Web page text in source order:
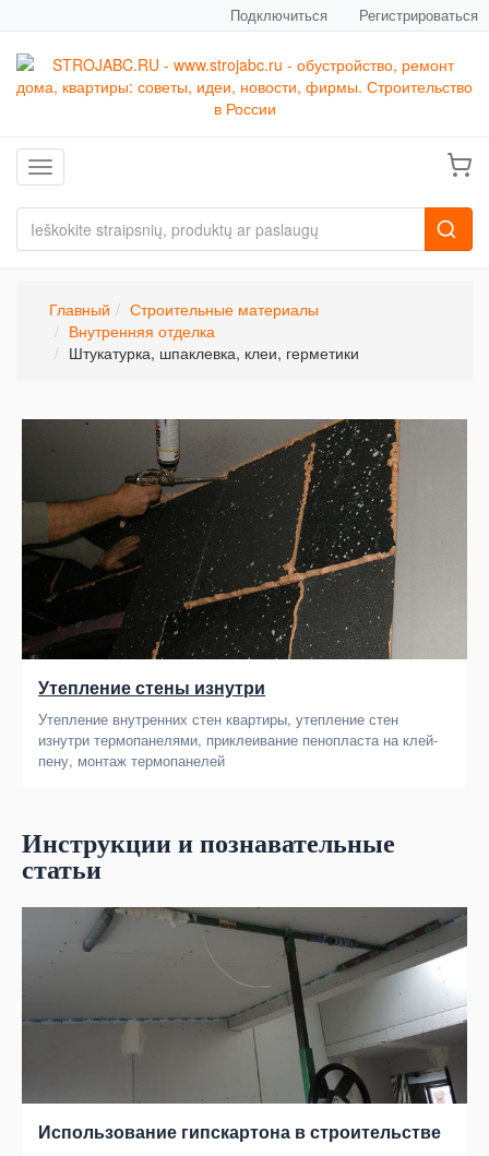
Подключиться Регистрироваться
Toggle navigation
Главный
Строительные материалы
Внутренняя отделка
Штукатурка, шпаклевка, клеи, герметики
Утепление стены изнутри
Утепление внутренних стен квартиры, утепление стен
изнутри термопанелями, приклеивание пенопласта на клей-
пену, монтаж термопанелей
Инструкции и познавательные
статьи
Использование гипскартона в строительстве